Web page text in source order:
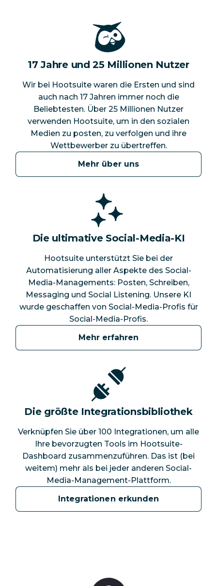
17 Jahre und 25 Millionen Nutzer
Wir bei Hootsuite waren die Ersten und sind
auch nach 17 Jahren immer noch die
Beliebtesten. Über 25 Millionen Nutzer
verwenden Hootsuite, um in den sozialen
Medien zu posten, zu verfolgen und ihre
Wettbewerber zu übertreffen.
Mehr über uns
Die ultimative Social-Media-KI
Hootsuite unterstützt Sie bei der
Automatisierung aller Aspekte des Social-
Media-Managements: Posten, Schreiben,
Messaging und Social Listening. Unsere KI
wurde geschaffen von Social-Media-Profis für
Social-Media-Profis.
Mehr erfahren
Die größte Integrationsbibliothek
Verknüpfen Sie über 100 Integrationen, um alle
Ihre bevorzugten Tools im Hootsuite-
Dashboard zusammenzuführen. Das ist (bei
weitem) mehr als bei jeder anderen Social-
Media-Management-Plattform.
Integrationen erkunden